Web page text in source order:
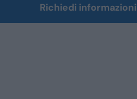
Richiedi informazioni